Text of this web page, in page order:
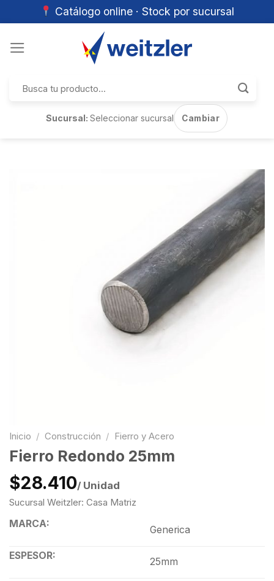
Catálogo online · Stock por sucursal
por:
Sucursal:Seleccionar sucursal Cambiar
Inicio / Construcción / Fierro y Acero
Fierro Redondo 25mm
$28.410/ Unidad
Sucursal Weitzler: Casa Matriz
MARCA:
Generica
ESPESOR:
25mm